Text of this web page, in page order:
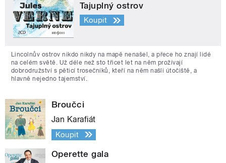
Tajuplný ostrov
Koupit
Lincolnův ostrov nikdo nikdy na mapě nenašel, a přece ho znají lidé
na celém světě. Už déle než sto třicet let na něm prožívají
dobrodružství s pěticí trosečníků, kteří na něm našli útočiště, a
hlavně nejedno tajemství.
Broučci
Jan Karafiát
Koupit
Operette gala